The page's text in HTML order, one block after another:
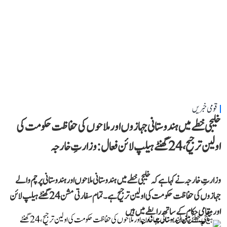
قومی خبریں
خلیجی خطے میں ہندوستانی جہازوں اور ملاحوں کی حفاظت حکومت کی
اولین ترجیح، 24 گھنٹے ہیلپ لائن فعال: وزارتِ خارجہ
وزارتِ خارجہ نے کہا ہے کہ خلیجی خطے میں ہندوستانی ملاحوں اور ہندوستانی پرچم والے
جہازوں کی حفاظت حکومت کی اولین ترجیح ہے۔ تمام سفارتی مشن 24 گھنٹے ہیلپ لائن
اور مقامی حکام کے ساتھ رابطے میں ہیں